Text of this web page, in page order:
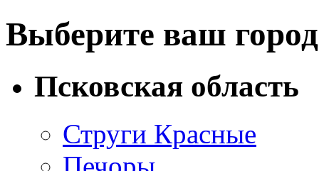
Выберите ваш город
Псковская область
Струги Красные